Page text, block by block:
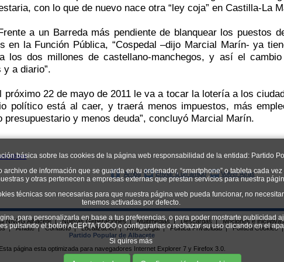
básica sobre las cookies de la página web responsabilidad de la entidad: Partido
de información que se guarda en tu ordenador, “smartphone” o tableta cada
y otras pertenecen a empresas externas que prestan servicios para nuestra
técnicas son necesarias para que nuestra página web pueda funcionar, no
tenemos activadas por defecto.
para personalizarla en base a tus preferencias, o para poder mostrarte publicidad
pulsando el botón ACEPTA TODO o configurarlas o rechazar su uso clicando en el
Si quires más
con lo que de nuevo nace otra “ley coja” en Castilla-La
a un Barreda más pendiente de blanquear los puestos
en la Función Pública, “Cospedal –dijo Marcial Marín- ya
los dos millones de castellano-manchegos, y así el
a diario”.
próximo 22 de mayo de 2011 le va a tocar la lotería a los
político está al caer, y traerá menos impuestos, más
presupuestario y menos deuda”, concluyó Marcial Marín.
Arriba Enviar a un amigo Volver Atrás
NNGG Albacete | Nuevas Generaciones | Multimedias | Descargas | Mociones e
| Afíliate | Contacto | Localizacion | Aviso Legal | Política Privacidad | Política Cookies |
Partido Popular de Albacete
Esta página esta optimizada para navegadores Internet Explorer 7 y Firefox 3.0.